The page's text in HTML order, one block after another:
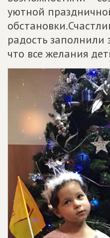
уютной
радость заполнили
что все желания